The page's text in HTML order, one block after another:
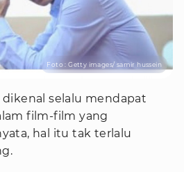
Foto : Getty images/ samir hussein
dikenal selalu mendapat
film-film yang
hal itu tak terlalu